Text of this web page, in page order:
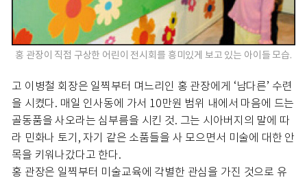
홍 관장이 직접 구상한 어린이 전시회를 흥미있게 보고 있는 아이들 모습.
고 이병철 회장은 일찍부터 며느리인 홍 관장에게 ‘남다른’ 수련
을 시켰다. 매일 인사동에 가서 10만원 범위 내에서 마음에 드는
골동품을 사오라는 심부름을 시킨 것. 그는 시아버지의 말에 따
라 민화나 토기, 자기 같은 소품들을 사 모으면서 미술에 대한 안
목을 키워나갔다고 한다.
홍 관장은 일찍부터 미술교육에 각별한 관심을 가진 것으로 유